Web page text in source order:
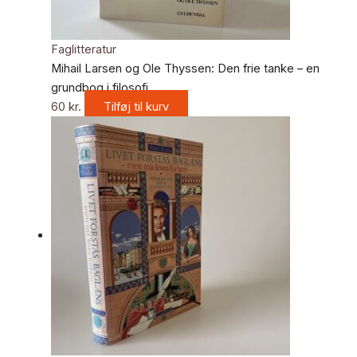
Faglitteratur
Mihail Larsen og Ole Thyssen: Den frie tanke – en
grundbog i filosofi
60 kr. Tilføj til kurv